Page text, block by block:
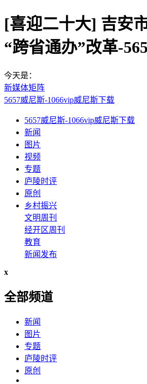
[喜迎二十大] 吉安
“跨省通办”改革-
今天是：
新媒体矩阵
5657威尼斯-1066vip威尼斯下载
5657威尼斯-1066vip威尼斯下载
新闻
图片
视频
专题
庐陵时评
原创
乡村振兴
文明周刊
经开区周刊
教育
新闻发布
x
全部频道
新闻
图片
专题
庐陵时评
原创